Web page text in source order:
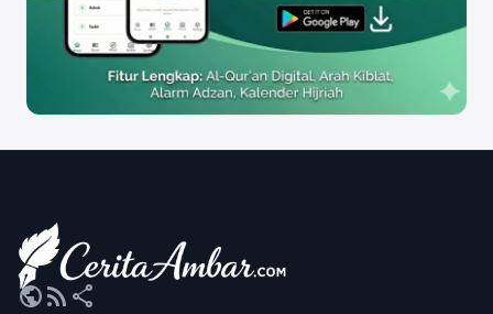
publicrss_feed share